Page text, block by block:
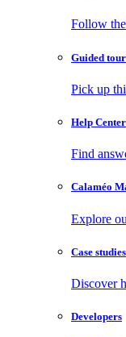
Follow
Guided tour
Pick up
Help Center
Find
Calaméo
Explore
Case studies
Discover
Developers